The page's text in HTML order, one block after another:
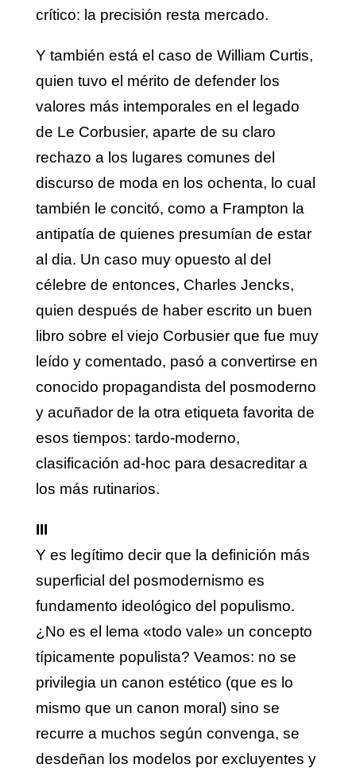
crítico: la precisión resta mercado.
Y también está el caso de William Curtis,
quien tuvo el mérito de defender los
valores más intemporales en el legado
de Le Corbusier, aparte de su claro
rechazo a los lugares comunes del
discurso de moda en los ochenta, lo cual
también le concitó, como a Frampton la
antipatía de quienes presumían de estar
al dia. Un caso muy opuesto al del
célebre de entonces, Charles Jencks,
quien después de haber escrito un buen
libro sobre el viejo Corbusier que fue muy
leído y comentado, pasó a convertirse en
conocido propagandista del posmoderno
y acuñador de la otra etiqueta favorita de
esos tiempos: tardo-moderno,
clasificación ad-hoc para desacreditar a
los más rutinarios.
III
Y es legítimo decir que la definición más
superficial del posmodernismo es
fundamento ideológico del populismo.
¿No es el lema «todo vale» un concepto
típicamente populista? Veamos: no se
privilegia un canon estético (que es lo
mismo que un canon moral) sino se
recurre a muchos según convenga, se
desdeñan los modelos por excluyentes y